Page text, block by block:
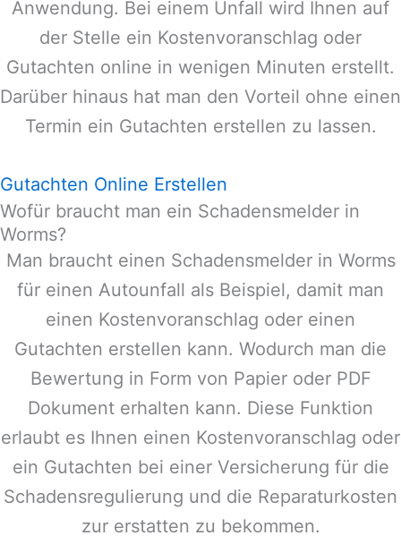
Anwendung. Bei einem Unfall wird Ihnen auf
der Stelle ein Kostenvoranschlag oder
Gutachten online in wenigen Minuten erstellt.
Darüber hinaus hat man den Vorteil ohne einen
Termin ein Gutachten erstellen zu lassen.
Gutachten Online Erstellen
Wofür braucht man ein Schadensmelder in
Worms?
Man braucht einen Schadensmelder in Worms
für einen Autounfall als Beispiel, damit man
einen Kostenvoranschlag oder einen
Gutachten erstellen kann. Wodurch man die
Bewertung in Form von Papier oder PDF
Dokument erhalten kann. Diese Funktion
erlaubt es Ihnen einen Kostenvoranschlag oder
ein Gutachten bei einer Versicherung für die
Schadensregulierung und die Reparaturkosten
zur erstatten zu bekommen.